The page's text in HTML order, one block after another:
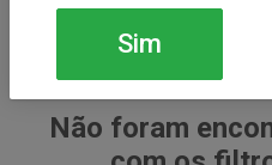
Não foram
Sim